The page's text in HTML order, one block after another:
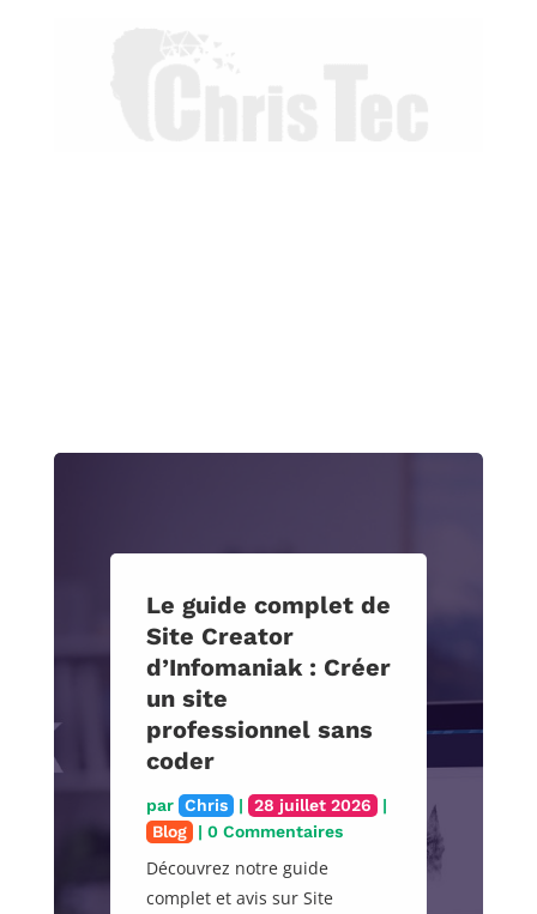
Le guide complet de
Site Creator
d’Infomaniak : Créer
un site
professionnel sans
coder
par Chris | 28 juillet 2026 |
Blog | 0 Commentaires
Découvrez notre guide
complet et avis sur Site